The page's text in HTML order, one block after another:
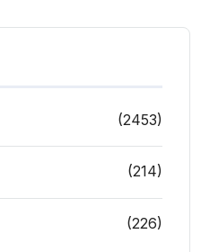
(2453)
(214)
(226)